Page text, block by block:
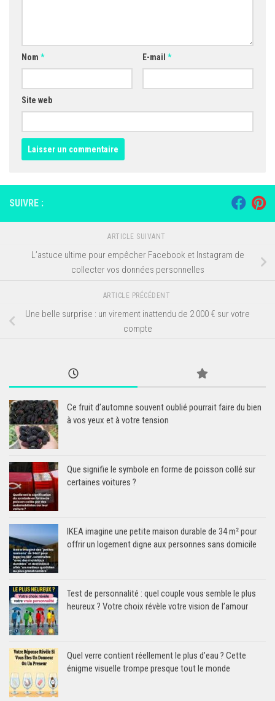
Nom * E-mail *
Site web
SUIVRE :
ARTICLE SUIVANT
L’astuce ultime pour empêcher Facebook et Instagram de
collecter vos données personnelles
ARTICLE PRÉCÉDENT
Une belle surprise : un virement inattendu de 2 000 € sur votre
compte
Ce fruit d’automne souvent oublié pourrait faire du bien
à vos yeux et à votre tension
Que signifie le symbole en forme de poisson collé sur
certaines voitures ?
IKEA imagine une petite maison durable de 34 m² pour
offrir un logement digne aux personnes sans domicile
Test de personnalité : quel couple vous semble le plus
heureux ? Votre choix révèle votre vision de l’amour
Quel verre contient réellement le plus d’eau ? Cette
énigme visuelle trompe presque tout le monde